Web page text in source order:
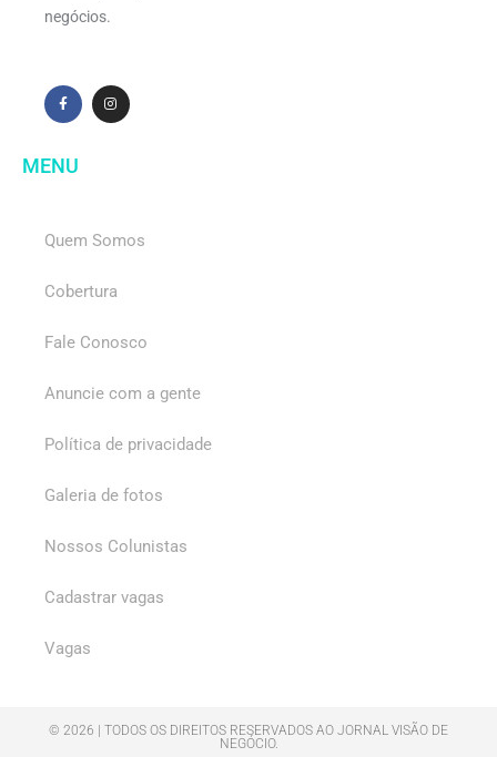
negócios.
MENU
Quem Somos
Cobertura
Fale Conosco
Anuncie com a gente
Política de privacidade
Galeria de fotos
Nossos Colunistas
Cadastrar vagas
Vagas
© 2026 | TODOS OS DIREITOS RESERVADOS AO JORNAL VISÃO DE
NEGÓCIO.